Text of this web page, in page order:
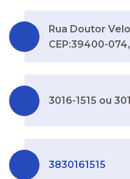
Rua Doutor
CEP:39400-
3016-1515 ou
3830161515